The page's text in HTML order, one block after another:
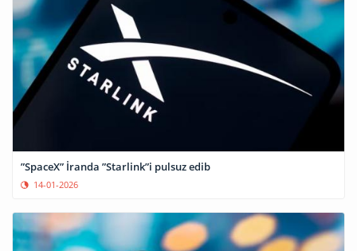
”SpaceX” İranda ”Starlink”i pulsuz edib
14-01-2026